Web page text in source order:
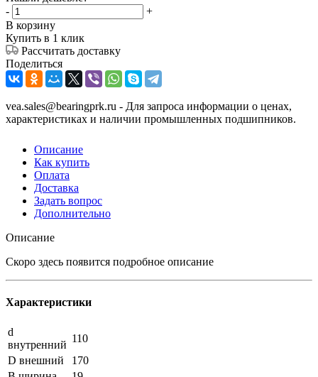
-
+
В корзину
Купить в 1 клик
Рассчитать доставку
Поделиться
vea.sales@bearingprk.ru - Для запроса информации о ценах,
характеристиках и наличии промышленных подшипников.
Описание
Как купить
Оплата
Доставка
Задать вопрос
Дополнительно
Описание
Скоро здесь появится подробное описание
Характеристики
d
внутренний
110
D внешний
170